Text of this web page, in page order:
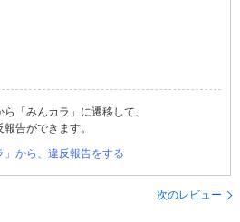
「みんカラ」に遷移して、
報告ができます。
」から、違反報告をする
次のレビュー